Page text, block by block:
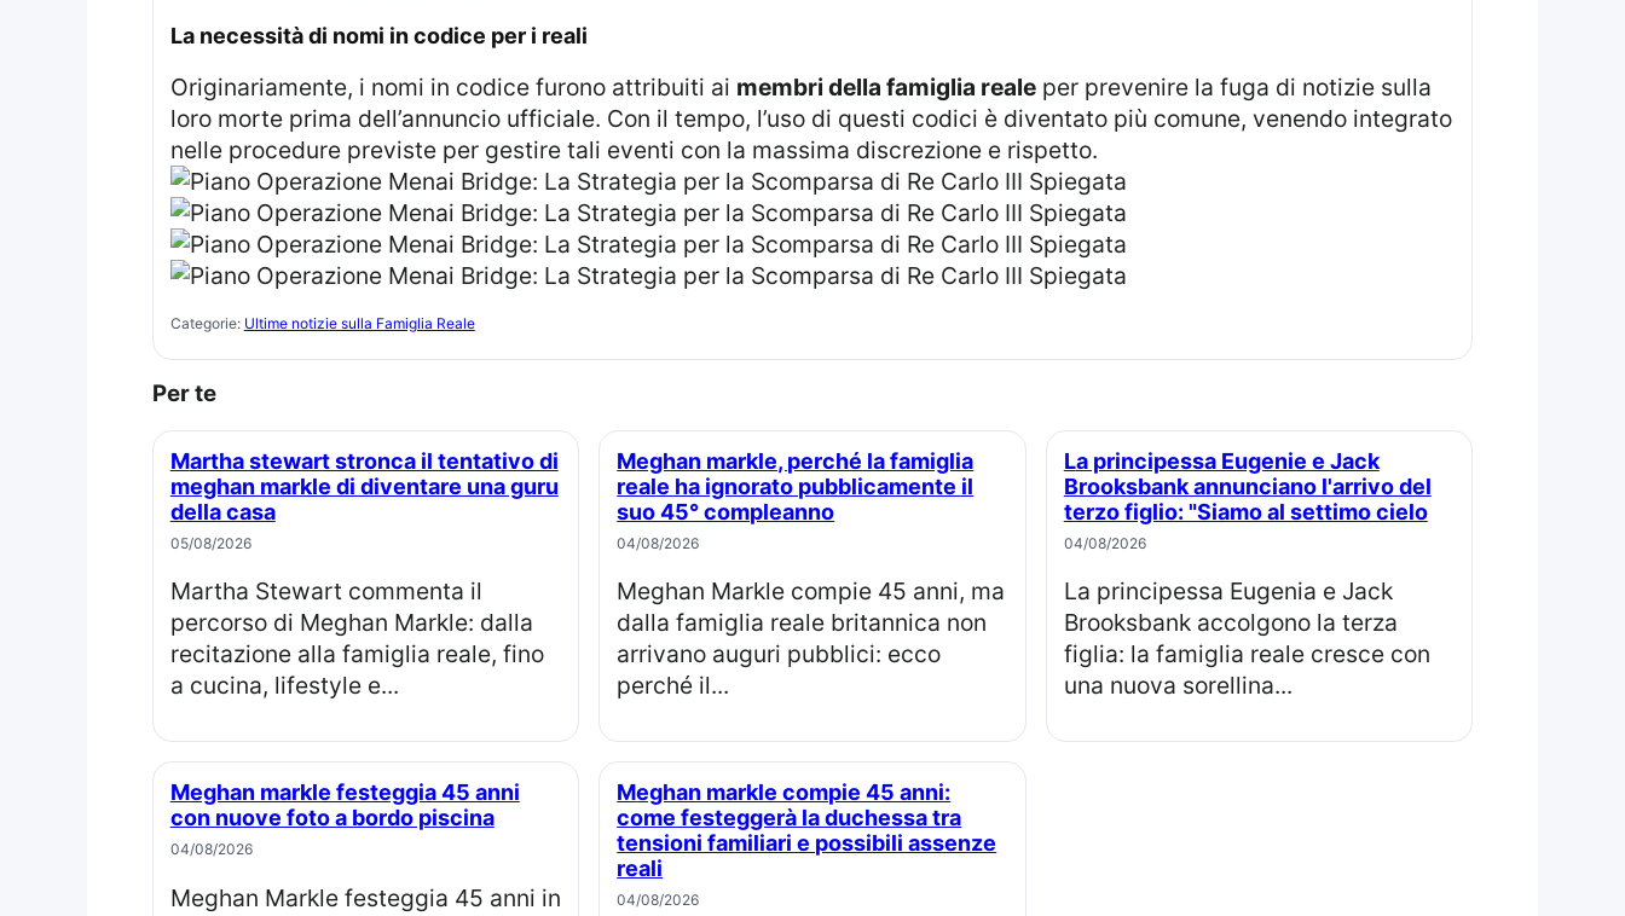
la necessità di nomi in codice per i reali
Originariamente, i nomi in codice furono attribuiti ai membri della famiglia realeper prevenire la fuga di notizie sulla
loro morte prima dell’annuncio ufficiale. Con il tempo, l’uso di questi codici è diventato più comune, venendo integrato
nelle procedure previste per gestire tali eventi con la massima discrezione e rispetto.
Categorie: Ultime notizie sulla Famiglia Reale
Per te
Martha stewart stronca il tentativo di
meghan markle di diventare una guru
della casa
05/08/2026
Martha Stewart commenta il
percorso di Meghan Markle: dalla
recitazione alla famiglia reale, fino
a cucina, lifestyle e...
Meghan markle, perché la famiglia
reale ha ignorato pubblicamente il
suo 45° compleanno
04/08/2026
Meghan Markle compie 45 anni, ma
dalla famiglia reale britannica non
arrivano auguri pubblici: ecco
perché il...
La principessa Eugenie e Jack
Brooksbank annunciano l'arrivo del
terzo figlio: "Siamo al settimo cielo
04/08/2026
La principessa Eugenia e Jack
Brooksbank accolgono la terza
figlia: la famiglia reale cresce con
una nuova sorellina...
Meghan markle festeggia 45 anni
con nuove foto a bordo piscina
04/08/2026
Meghan Markle festeggia 45 anni in
Meghan markle compie 45 anni:
come festeggerà la duchessa tra
tensioni familiari e possibili assenze
reali
04/08/2026